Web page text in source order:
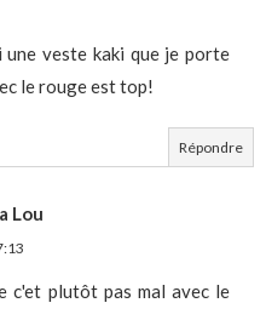
une veste kaki que je porte
le rouge est top!
Répondre
Lou
c'et plutôt pas mal avec le